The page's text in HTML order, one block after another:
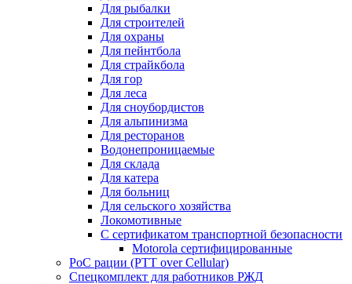
Для рыбалки
Для строителей
Для охраны
Для пейнтбола
Для страйкбола
Для гор
Для леса
Для сноубордистов
Для альпинизма
Для ресторанов
Водонепроницаемые
Для склада
Для катера
Для больниц
Для сельского хозяйства
Локомотивные
С сертификатом транспортной безопасности
Motorola сертифицированные
PoC рации (PTT over Cellular)
Спецкомплект для работников РЖД